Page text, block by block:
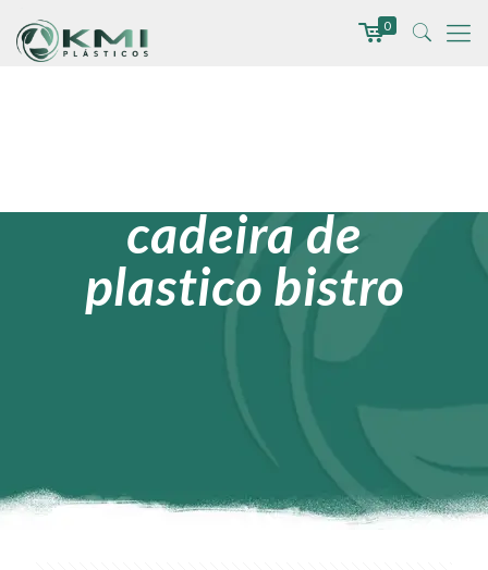
0
cadeira de
plastico bistro